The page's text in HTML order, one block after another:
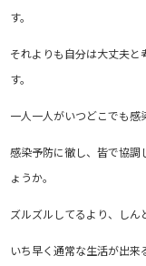
す。
それよりも自分は大丈夫と
す。
一人一人がいつどこでも感
感染予防に徹し、皆で協調
ょうか。
ズルズルしてるより、しん
いち早く通常な生活が出来